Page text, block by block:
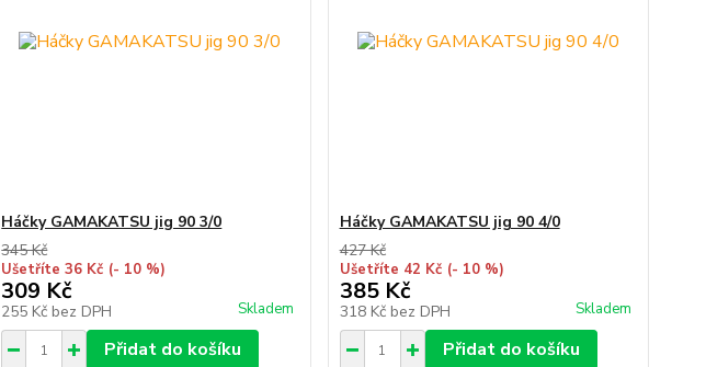
Háčky GAMAKATSU jig 90 3/0
345 Kč
Ušetříte 36 Kč (- 10 %)
309 Kč
255 Kč bez DPH Skladem
Přidat do košíku
Háčky GAMAKATSU jig 90 4/0
427 Kč
Ušetříte 42 Kč (- 10 %)
385 Kč
318 Kč bez DPH Skladem
Přidat do košíku